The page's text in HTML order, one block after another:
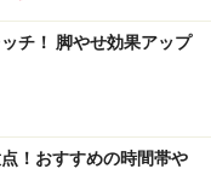
チ！ 脚やせ効果アップ
！おすすめの時間帯や